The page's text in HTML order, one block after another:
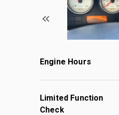
Engine Hours
Limited Function
Check